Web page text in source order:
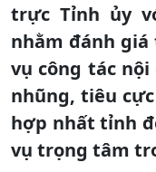
trực Tỉnh ủy
nhằm đánh
vụ công tác
nhũng, tiêu
hợp nhất tỉnh
vụ trọng tâm